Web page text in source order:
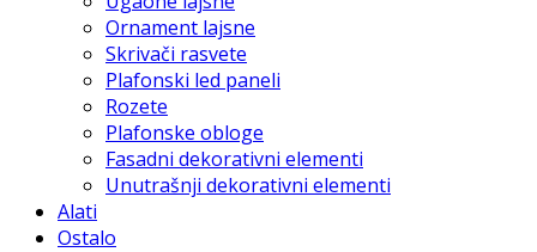
Ornament lajsne
Skrivači rasvete
Plafonski led paneli
Rozete
Plafonske obloge
Fasadni dekorativni elementi
Unutrašnji dekorativni elementi
Alati
Ostalo